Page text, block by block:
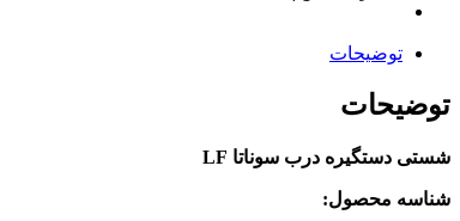
توضیحات
توضیحات
شستی دستگیره درب سوناتا LF
شناسه محصول: